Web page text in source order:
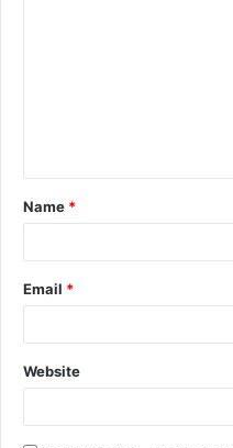
Name *
Email *
Website